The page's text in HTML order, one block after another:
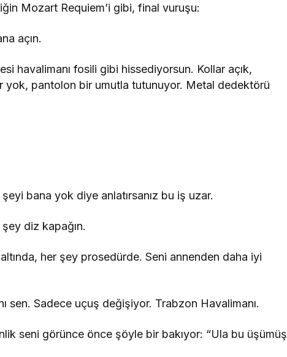
Mozart Requiem’i gibi, final vuruşu:
açın.
havalimanı fosili gibi hissediyorsun. Kollar açık,
yok, pantolon bir umutla tutunuyor. Metal dedektörü
bana yok diye anlatırsanız bu iş uzar.
diz kapağın.
her şey prosedürde. Seni annenden daha iyi
sen. Sadece uçuş değişiyor. Trabzon Havalimanı.
seni görünce önce şöyle bir bakıyor: “Ula bu üşümüş